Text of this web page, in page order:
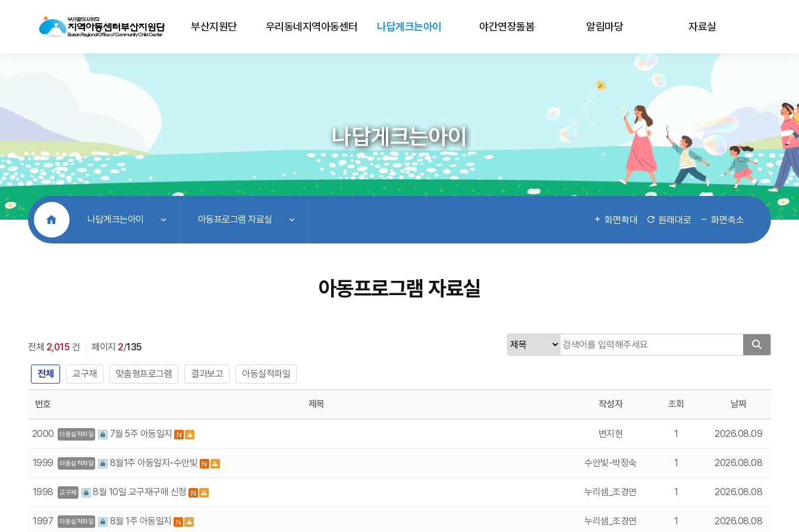
부산지원단 우리동네지역아동센터 나답게크는아이 야간연장돌봄 알림마당 자료실
나답게크는아이
처음으로나답게크는아이 아동프로그램 자료실 화면확대 원래대로 화면축소
아동프로그램 자료실
전체 2,015 건 페이지 2/135
전체 교구재 맞춤형프로그램 결과보고 아동실적파일
번호 제목 작성자 조회 날짜
2000 아동실적파일 7월 5주 아동일지 N 변지현 1 2026.08.09
1999 아동실적파일 8월1주 아동일지-수안빛 N 수안빛-박정숙 1 2026.08.08
1998 교구재 8월 10일 교구재구매 신청 N 누리샘_조경연 1 2026.08.08
1997 아동실적파일 8월 1주 아동일지 N 누리샘_조경연 1 2026.08.08